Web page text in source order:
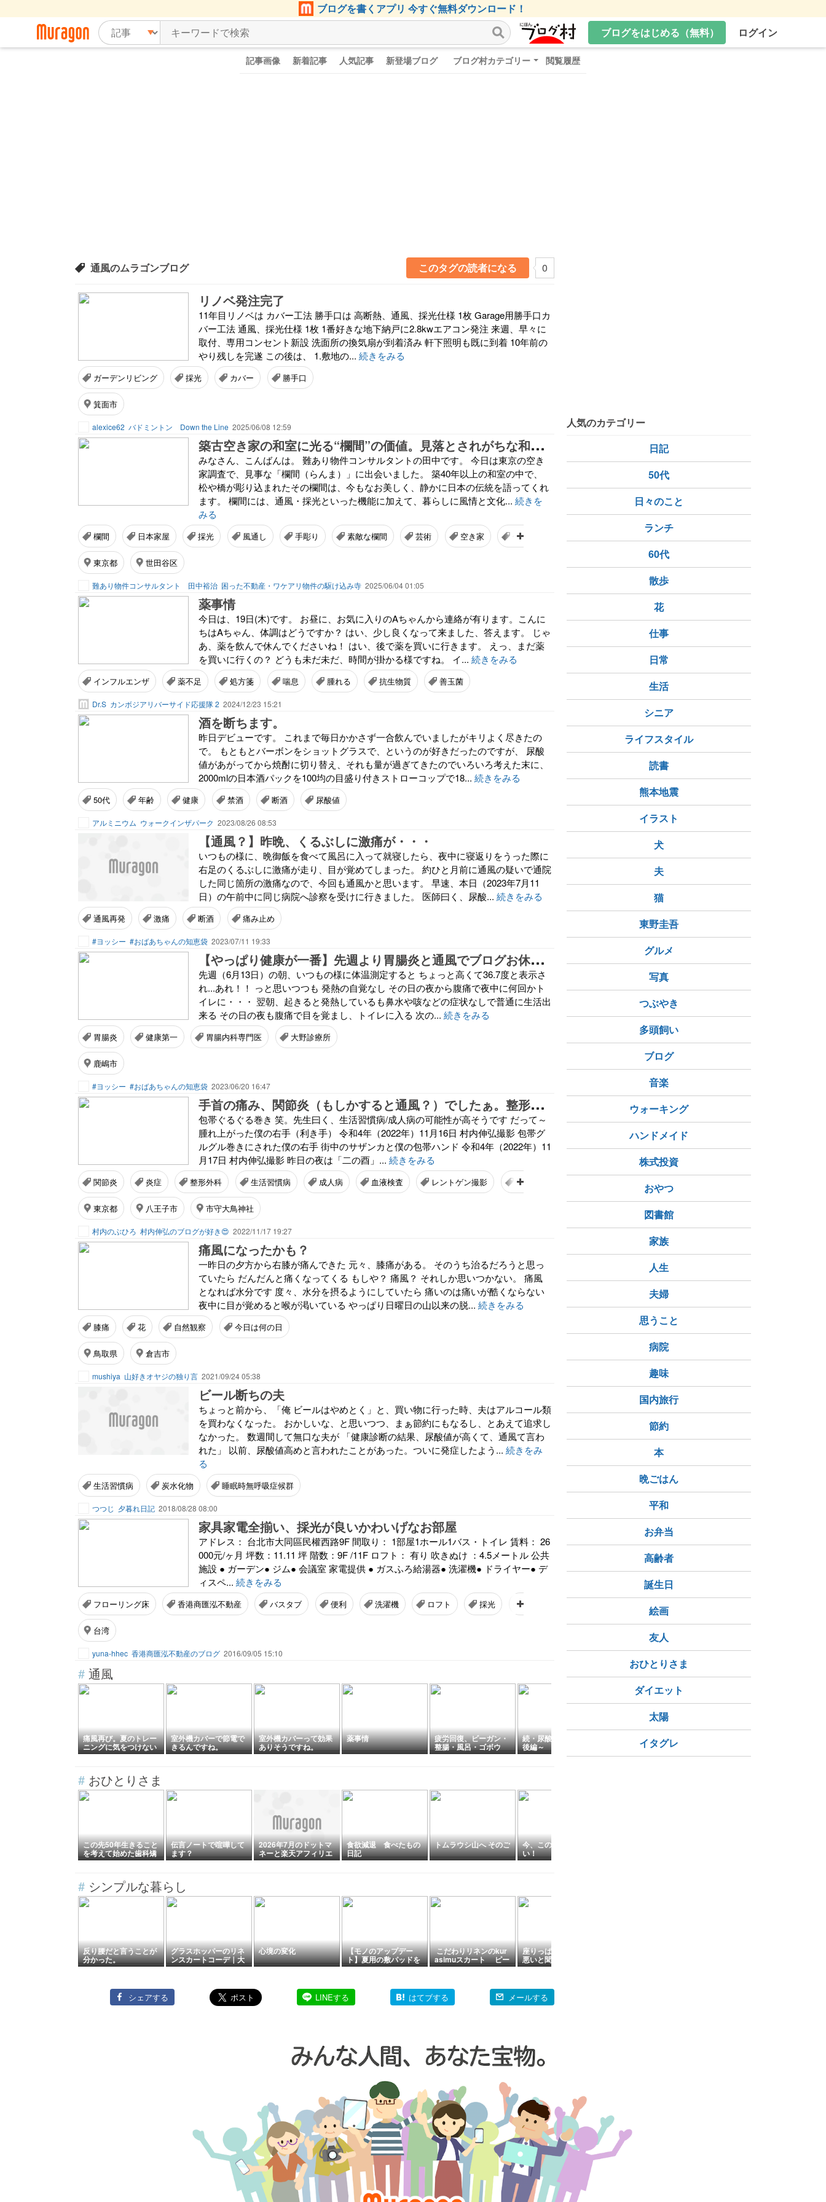
ブログを書くアプリ 今すぐ無料ダウンロード！
ブログをはじめる（無料）
ログイン
記事画像 新着記事 人気記事 新登場ブログ ブログ村カテゴリー 閲覧履歴
通風のムラゴンブログ このタグの読者になる 0
リノベ発注完了
11年目リノベは カバー工法 勝手口は 高断熱、通風、採光仕様 1枚 Garage用勝手口カ
バー工法 通風、採光仕様 1枚 1番好きな地下納戸に2.8kwエアコン発注 来週、早々に
取付、専用コンセント新設 洗面所の換気扇が到着済み 軒下照明も既に到着 10年前の
やり残しを完遂 この後は、 1.敷地の... 続きをみる
ガーデンリビング 採光 カバー 勝手口
箕面市
alexice62 バドミントン Down the Line 2025/06/08 12:59
築
古空き家の和室に光る“欄間”の価値。見落とされがちな和の財産
みなさん、こんばんは。 難あり物件コンサルタントの田中です。 今日は東京の空き
家調査で、見事な「欄間（らんま）」に出会いました。 築40年以上の和室の中で、
松や橋が彫り込まれたその欄間は、今もなお美しく、静かに日本の伝統を語ってくれ
ます。 欄間には、通風・採光といった機能に加えて、暮らしに風情と文化... 続きを
みる
欄間 日本家屋 採光 風通し 手彫り 素敵な欄間 芸術 空き家 伝統
東京都 世田谷区
難あり物件コンサルタント 田中裕治 困った不動産・ワケアリ物件の駆け込み寺 2025/06/04 01:05
薬事情
今日は、19日(木)です。 お昼に、お気に入りのAちゃんから連絡が有ります。こんに
ちはAちゃん、体調はどうですか？ はい、少し良くなって来ました、答えます。 じゃ
あ、薬を飲んで休んでくださいね！ はい、後で薬を買いに行きます。 えっ、まだ薬
を買いに行くの？ どうも未だ未だ、時間が掛かる様ですね。 イ... 続きをみる
インフルエンザ 薬不足 処方箋 喘息 腫れる 抗生物質 善玉菌
Dr.S カンボジアリバーサイド応援隊 2 2024/12/23 15:21
酒を断ちます。
昨日デビューです。 これまで毎日かかさず一合飲んでいましたがキリよく尽きたの
で。 もともとバーボンをショットグラスで、というのが好きだったのですが、 尿酸
値があがってから焼酎に切り替え、それも量が過ぎてきたのでいろいろ考えた末に、
2000mlの日本酒パックを100均の目盛り付きストローコップで18... 続きをみる
50代 年齢 健康 禁酒 断酒 尿酸値
アルミニウム ウォークインザパーク 2023/08/26 08:53
【通風？】昨晩、くるぶしに激痛が・・・
いつもの様に、晩御飯を食べて風呂に入って就寝したら、夜中に寝返りをうった際に
右足のくるぶしに激痛が走り、目が覚めてしまった。 約ひと月前に通風の疑いで通院
した同じ箇所の激痛なので、今回も通風かと思います。 早速、本日（2023年7月11
日）の午前中に同じ病院へ診察を受けに行きました。 医師曰く、尿酸... 続きをみる
通風再発 激痛 断酒 痛み止め
#ヨッシー #おばあちゃんの知恵袋 2023/07/11 19:33
【
やっぱり健康が一番】先週より胃腸炎と通風でブログお休みしてました
先週（6月13日）の朝、いつもの様に体温測定すると ちょっと高くて36.7度と表示さ
れ...あれ！！ っと思いつつも 発熱の自覚なし その日の夜から腹痛で夜中に何回かト
イレに・・・ 翌朝、起きると発熱しているも鼻水や咳などの症状なしで普通に生活出
来る その日の夜も腹痛で目を覚まし、トイレに入る 次の... 続きをみる
胃腸炎 健康第一 胃腸内科専門医 大野診療所
鹿嶋市
#ヨッシー #おばあちゃんの知恵袋 2023/06/20 16:47
手
首の痛み、関節炎（もしかすると通風？）でしたぁ。整形外科で血液検査とレントゲン撮影して判明
包帯ぐるぐる巻き 笑。先生曰く、生活習慣病/成人病の可能性が高そうです だって～
腫れ上がった僕の右手（利き手） 令和4年（2022年）11月16日 村内伸弘撮影 包帯グ
ルグル巻きにされた僕の右手 街中のサザンカと僕の包帯ハンド 令和4年（2022年）11
月17日 村内伸弘撮影 昨日の夜は「二の酉」... 続きをみる
関節炎 炎症 整形外科 生活習慣病 成人病 血液検査 レントゲン撮影 レントゲン検査 包帯ぐるぐる巻き
東京都 八王子市 市守大鳥神社
村内のぶひろ 村内伸弘のブログが好き😍 2022/11/17 19:27
痛風になったかも？
一昨日の夕方から右膝が痛んできた 元々、膝痛がある。 そのうち治るだろうと思っ
ていたら だんだんと痛くなってくる もしや？ 痛風？ それしか思いつかない。 痛風
となれば水分です 度々、水分を摂るようにしていたら 痛いのは痛いが酷くならない
夜中に目が覚めると喉が渇いている やっぱり日曜日の山以来の脱... 続きをみる
膝痛 花 自然観察 今日は何の日
鳥取県 倉吉市
mushiya 山好きオヤジの独り言 2021/09/24 05:38
ビール断ちの夫
ちょっと前から、「俺 ビールはやめとく」と、買い物に行った時、夫はアルコール類
を買わなくなった。 おかしいな、と思いつつ、まぁ節約にもなるし、とあえて追求し
なかった。 数週間して無口な夫が 「健康診断の結果、尿酸値が高くて、通風て言わ
れた」 以前、尿酸値高めと言われたことがあった。ついに発症したよう... 続きをみ
る
生活習慣病 炭水化物 睡眠時無呼吸症候群
つつじ 夕暮れ日記 2018/08/28 08:00
家具家電全揃い、採光が良いかわいげなお部屋
アドレス： 台北市大同區民權西路9F 間取り： 1部屋1ホール1バス・トイレ 賃料： 26
000元/ヶ月 坪数：11.11 坪 階数：9F /11F ロフト： 有り 吹きぬけ ：4.5メートル 公共
施設 ● ガーデン● ジム● 会議室 家電提供 ● ガスふろ給湯器● 洗濯機● ドライヤー● デ
ィスペ... 続きをみる
フローリング床 香港商匯泓不動産 バスタブ 便利 洗濯機 ロフト 採光
台湾
yuna-hhec 香港商匯泓不動産のブログ 2016/09/05 15:10
# 通風
痛風再び。夏のトレー
ニングに気をつけない
とね
室外機カバーで節電で
きるんですね。
室外機カバーって効果
ありそうですね。
薬事情 疲労回復、ビーガン・
整腸・風呂・ゴボウ
続・尿酸値ブルース～
後編～
続・尿酸値ブルース～
# おひとりさま
この先50年生きること
を考えて始めた歯科矯
正 そのじゅうに
伝言ノートで喧嘩して
ます？
2026年7月のドットマ
ネーと楽天アフィリエ
イトの報酬
食欲減退 食べたもの
日記
トムラウシ山へ そのご 今、このワカメがうま
い！
# シンプルな暮らし
反り腰だと言うことが
分かった。
グラスホッパーのリネ
ンスカートコーデ｜大
人ナチュラルコーデ
心境の変化 【モノのアップデー
ト】夏用の敷パッドを
購入しました
こだわりリネンのkur
asimuスカート ピー
コックブルーを制作中
座りっぱなしは健康に
悪いと聞くので変えた
こと
シェアする LINEする はてブする メールする
人気のカテゴリー
日記
50代
日々のこと
ランチ
60代
散歩
花
仕事
日常
生活
シニア
ライフスタイル
読書
熊本地震
イラスト
犬
夫
猫
東野圭吾
グルメ
写真
つぶやき
多頭飼い
ブログ
音楽
ウォーキング
ハンドメイド
株式投資
おやつ
図書館
家族
人生
夫婦
思うこと
病院
趣味
国内旅行
節約
本
晩ごはん
平和
お弁当
高齢者
誕生日
絵画
友人
おひとりさま
ダイエット
太陽
イタグレ